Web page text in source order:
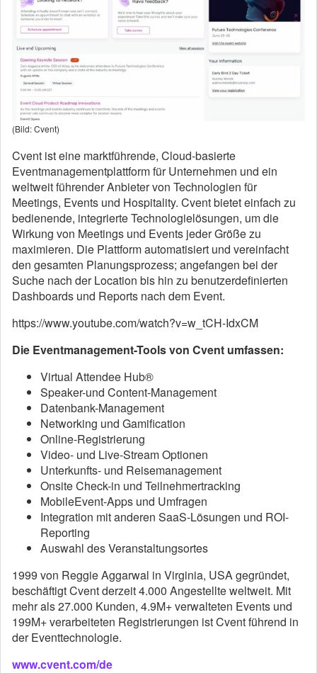
(Bild: Cvent)
Cvent ist eine marktführende, Cloud-basierte
Eventmanagementplattform für Unternehmen und ein
weltweit führender Anbieter von Technologien für
Meetings, Events und Hospitality. Cvent bietet einfach zu
bedienende, integrierte Technologielösungen, um die
Wirkung von Meetings und Events jeder Größe zu
maximieren. Die Plattform automatisiert und vereinfacht
den gesamten Planungsprozess; angefangen bei der
Suche nach der Location bis hin zu benutzerdefinierten
Dashboards und Reports nach dem Event.
https://www.youtube.com/watch?v=w_tCH-IdxCM
Die Eventmanagement-Tools von Cvent umfassen:
Virtual Attendee Hub®
Speaker-und Content-Management
Datenbank-Management
Networking und Gamification
Online-Registrierung
Video- und Live-Stream Optionen
Unterkunfts- und Reisemanagement
Onsite Check-in und Teilnehmertracking
MobileEvent-Apps und Umfragen
Integration mit anderen SaaS-Lösungen und ROI-
Reporting
Auswahl des Veranstaltungsortes
1999 von Reggie Aggarwal in Virginia, USA gegründet,
beschäftigt Cvent derzeit 4.000 Angestellte weltweit. Mit
mehr als 27.000 Kunden, 4.9M+ verwalteten Events und
199M+ verarbeiteten Registrierungen ist Cvent führend in
der Eventtechnologie.
www.cvent.com/de